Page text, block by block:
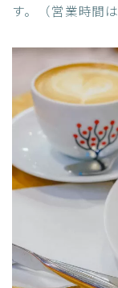
す。（営業時間